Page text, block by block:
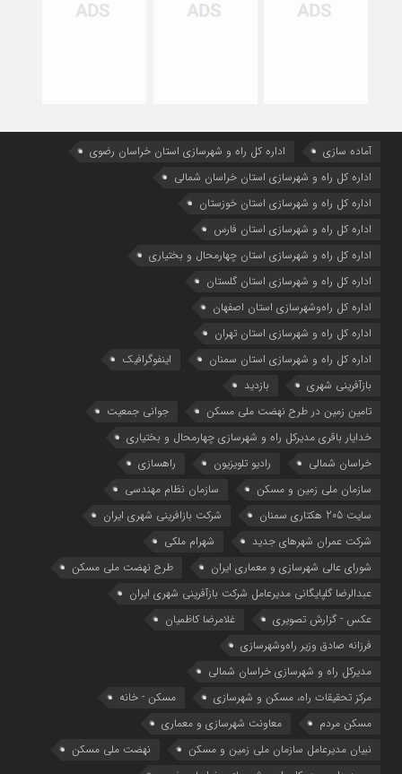
آماده سازی
اداره كل راه و شهرسازي استان خراسان رضوي
اداره كل راه و شهرسازي استان خراسان شمالي
اداره كل راه و شهرسازي استان خوزستان
اداره كل راه و شهرسازي استان فارس
اداره كل راه و شهرسازي استان چهارمحال و بختياري
اداره كل راه و شهرسازي استان گلستان
اداره كل راه‌و‌شهرسازي استان اصفهان
اداره کل راه و شهرسازی استان تهران
اداره کل راه و شهرسازی استان سمنان
اینفوگرافیک
بازآفرینی شهری
بازدید
تامین زمین در طرح نهضت ملی مسکن
جوانی جمعیت
خدایار باقری مدیرکل راه و شهرسازی چهارمحال و بختیاری
خراسان شمالی
رادیو تلویزیون
راهسازی
سازمان ملی زمین و مسکن
سازمان نظام مهندسی
سایت 205 هکتاری سمنان
شرکت بازافرینی شهری ایران
شرکت عمران شهرهای جدید
شهرام ملکی
شوراي عالي شهرسازی و معماري ايران
طرح نهضت ملی مسکن
عبدالرضا گلپایگانی مدیرعامل شرکت بازآفرینی شهری ایران
عکس - گزارش تصویری
غلامرضا کاظمیان
فرزانه صادق وزیر راه‌وشهرسازی
مدیرکل راه و شهرسازی خراسان شمالی
مرکز تحقیقات راه، مسکن و شهرسازی
مسکن - خانه
مسکن مردم
معاونت شهرسازي و معماري
نبیان مدیرعامل سازمان ملی زمین و مسکن
نهضت ملی مسکن